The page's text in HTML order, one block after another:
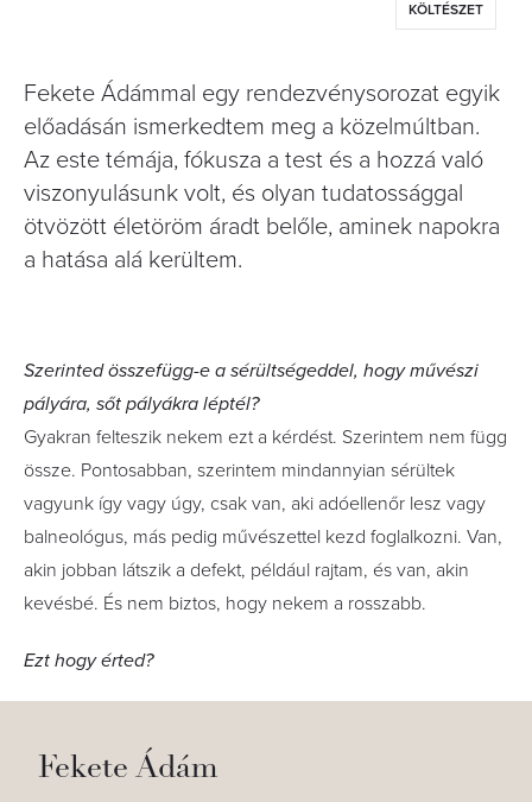
KÖLTÉSZET
Fekete Ádámmal egy rendezvénysorozat egyik
előadásán ismerkedtem meg a közelmúltban.
Az este témája, fókusza a test és a hozzá való
viszonyulásunk volt, és olyan tudatossággal
ötvözött életöröm áradt belőle, aminek napokra
a hatása alá kerültem.
Szerinted összefügg-e a sérültségeddel, hogy művészi
pályára, sőt pályákra léptél?
Gyakran felteszik nekem ezt a kérdést. Szerintem nem függ
össze. Pontosabban, szerintem mindannyian sérültek
vagyunk így vagy úgy, csak van, aki adóellenőr lesz vagy
balneológus, más pedig művészettel kezd foglalkozni. Van,
akin jobban látszik a defekt, például rajtam, és van, akin
kevésbé. És nem biztos, hogy nekem a rosszabb.
Ezt hogy érted?
Fekete Ádám